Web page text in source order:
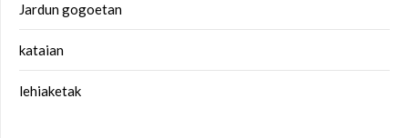
Jardun gogoetan
kataian
lehiaketak